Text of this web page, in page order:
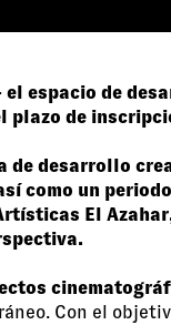
el espacio de
plazo de
de desarrollo
así como un
El
Con el